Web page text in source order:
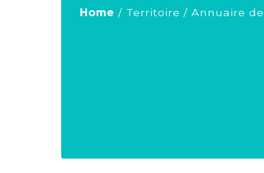
Home / Territoire / Annuaire